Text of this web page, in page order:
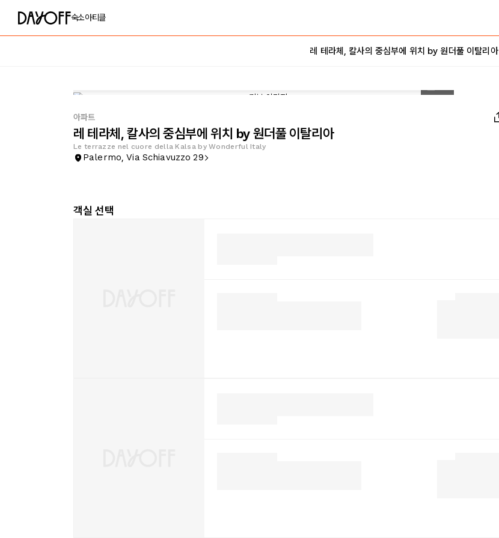
숙소아티클
레 테라체, 칼사의 중심부에 위치 by 원더풀 이탈리아
아파트
레 테라체, 칼사의 중심부에 위치 by 원더풀 이탈리아
Le terrazze nel cuore della Kalsa by Wonderful Italy
Palermo, Via Schiavuzzo 29
객실 선택